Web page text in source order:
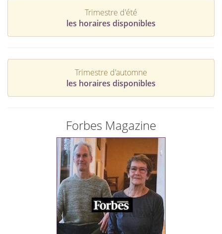
Trimestre d'été
les horaires disponibles
Trimestre d'automne
les horaires disponibles
Forbes Magazine